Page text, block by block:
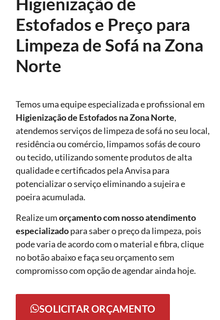
Estofados e Preço para
Limpeza de Sofá na Zona
Norte
Temos uma equipe especializada e profissional em
Higienização de Estofadosna Zona Norte,
atendemos serviços de limpeza de sofá no seu local,
residência ou comércio, limpamos sofás de couro
ou tecido, utilizando somente produtos de alta
qualidade e certificados pela Anvisa para
potencializar o serviço eliminando a sujeira e
poeira acumulada.
Realize umorçamento com nosso atendimento
especializadopara saber o preço da limpeza, pois
pode varia de acordo com o material e fibra, clique
no botão abaixo e faça seu orçamento sem
compromisso com opção de agendar ainda hoje.
SOLICITAR ORÇAMENTO